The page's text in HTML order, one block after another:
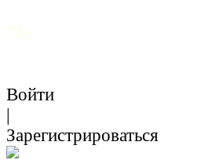
12+
Войти
|
Зарегистрироваться